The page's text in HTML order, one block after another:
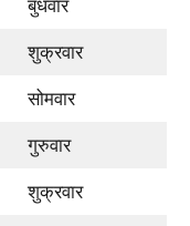
बुधवार
शुक्रवार
सोमवार
गुरुवार
शुक्रवार